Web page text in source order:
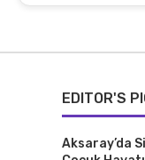
EDITOR'S
Aksaray’da